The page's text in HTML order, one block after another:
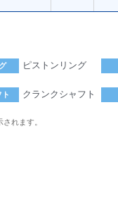
ピストンリング
ト クランクシャフト
れます。